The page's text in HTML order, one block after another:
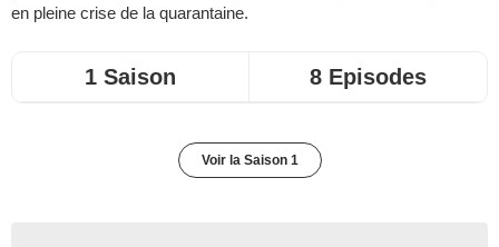
en pleine crise de la quarantaine.
1 Saison 8 Episodes
Voir la Saison 1